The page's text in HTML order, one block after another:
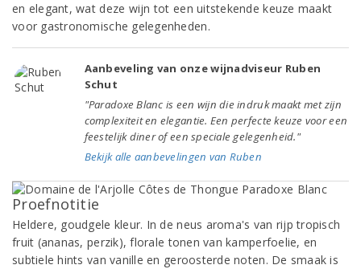
en elegant, wat deze wijn tot een uitstekende keuze maakt
voor gastronomische gelegenheden.
Aanbeveling van onze wijnadviseur Ruben
Schut
"Paradoxe Blanc is een wijn die indruk maakt met zijn
complexiteit en elegantie. Een perfecte keuze voor een
feestelijk diner of een speciale gelegenheid."
Bekijk alle aanbevelingen van Ruben
Proefnotitie
Heldere, goudgele kleur. In de neus aroma's van rijp tropisch
fruit (ananas, perzik), florale tonen van kamperfoelie, en
subtiele hints van vanille en geroosterde noten. De smaak is